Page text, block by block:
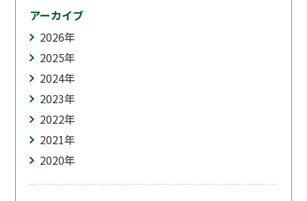
アーカイブ
2026年
2025年
2024年
2023年
2022年
2021年
2020年